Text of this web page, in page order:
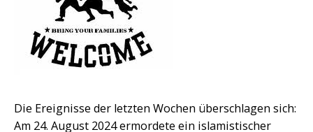
Die Ereignisse der letzten Wochen überschlagen sich:
Am 24. August 2024 ermordete ein islamistischer